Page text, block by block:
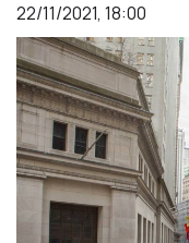
22/11/2021, 18:00